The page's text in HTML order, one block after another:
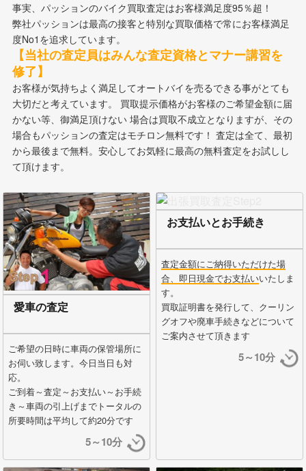
事実、パッションのバイク買取査定はお客様満足度95％超！
弊社パッションは最高の接客と特別な買取価格で常にお客様満足
度No1を追求しています。
【当社の査定員はみんな査定資格とマナー講習を
修了】
お客様が気持ちよく満足してオートバイを売るできる事がとても
大切だと考えています。 買取提示価格がお客様のご希望金額に届
かない等、御満足頂けない 場合は買取不成立となりますが、その
場合もパッションの査定はモチロン無料です！ 査定は全て、最初
から最後まで無料。安心してお気軽に最高の無料査定をお試しし
て頂けます。
愛車の査定
ご希望の日時に車両の保管場所に
お伺い致します。今日当日も対
応。
ご到着～査定～お支払い～お手続
き～車両の引上げまでトータルの
所要時間は平均して約20分です
5～10分
お支払いとお手続き
査定金額にご納得いただけた場
合、即日現金でお支払いいたしま
す。
買取証明書を発行して、クーリン
グオフや廃車手続きなどについて
ご案内させて頂きます
5～10分